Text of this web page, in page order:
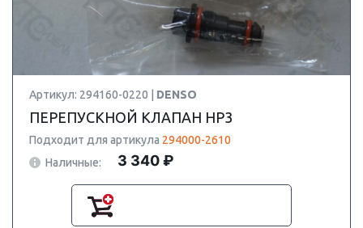
Артикул: 294160-0220 | DENSO
ПЕРЕПУСКНОЙ КЛАПАН HP3
Подходит для артикула 294000-2610
Наличные:
3 340 ₽